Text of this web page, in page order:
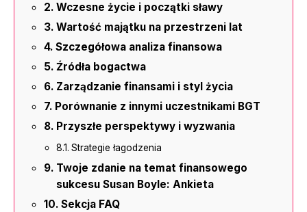
Wczesne życie i początki sławy
Wartość majątku na przestrzeni lat
Szczegółowa analiza finansowa
Źródła bogactwa
Zarządzanie finansami i styl życia
Porównanie z innymi uczestnikami BGT
Przyszłe perspektywy i wyzwania
Strategie łagodzenia
Twoje zdanie na temat finansowego
sukcesu Susan Boyle: Ankieta
Sekcja FAQ